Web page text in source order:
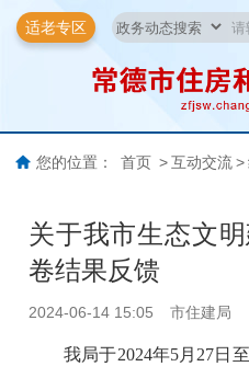
适老专区
您的位置： 首页 > 互动交流 >
关于我市生态文
卷结果反馈
2024-06-14 15:05 市住建局
我局于2024年5月27日